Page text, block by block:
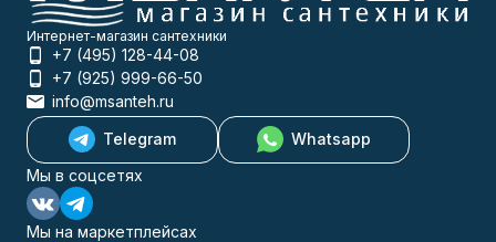
Интернет-магазин сантехники
+7 (495) 128-44-08
+7 (925) 999-66-50
info@msanteh.ru
Telegram
Whatsapp
Мы в соцсетях
Мы на маркетплейсах